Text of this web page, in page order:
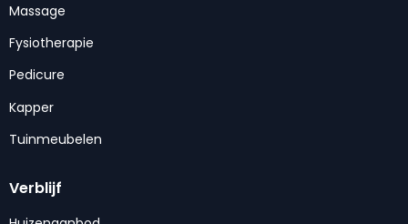
Massage
Fysiotherapie
Pedicure
Kapper
Tuinmeubelen
Verblijf